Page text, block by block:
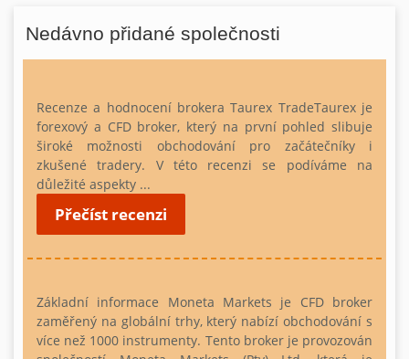
Nedávno přidané společnosti
Recenze a hodnocení brokera Taurex TradeTaurex je
forexový a CFD broker, který na první pohled slibuje
široké možnosti obchodování pro začátečníky i
zkušené tradery. V této recenzi se podíváme na
důležité aspekty ...
Přečíst recenzi
Základní informace
Moneta Markets je CFD broker
zaměřený na globální trhy, který nabízí obchodování s
více než 1000 instrumenty. Tento broker je provozován